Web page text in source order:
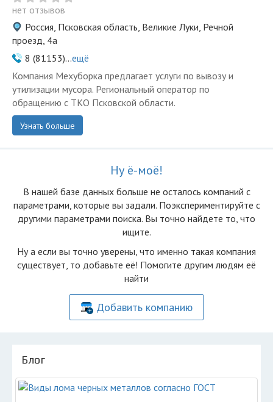
нет отзывов
Россия, Псковская область, Великие Луки, Речной
проезд, 4а
8 (81153)...ещё
Компания Мехуборка предлагает услуги по вывозу и
утилизации мусора. Региональный оператор по
обращению с ТКО Псковской области.
Узнать больше
Ну ё-моё!
В нашей базе данных больше не осталоcь компаний с
параметрами, которые вы задали. Поэкспериментируйте с
другими параметрами поиска. Вы точно найдете то, что
ищите.
Ну а если вы точно уверены, что именно такая компания
существует, то добавьте её! Помогите другим людям её
найти
Добавить компанию
Блог